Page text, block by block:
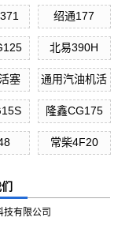
绍通177
北易390H
塞 通用汽油机活
隆鑫CG175
常柴4F20
技有限公司